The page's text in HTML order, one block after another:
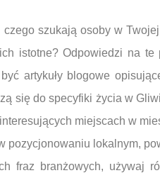
czego szukają osoby w
istotne? Odpowiedzi na
artykuły blogowe
się do specyfiki życia w
miejscach w
pozycjonowaniu lokalnym,
fraz branżowych, używaj